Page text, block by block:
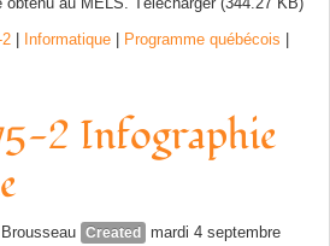
2 Informatique Programme québécois
2 Infographie
Created
mardi 4 septembre